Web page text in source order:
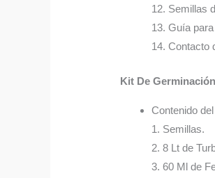
12. Semillas
13. Guía
14. Contacto
Kit De
Contenido
1. Semillas.
2. 8 Lt de
3. 60 Ml de